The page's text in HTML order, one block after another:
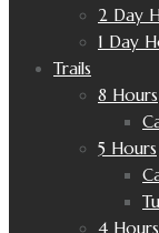
2 Day
1 Day
Trails
8 Hours
5 Hours
4 Hours